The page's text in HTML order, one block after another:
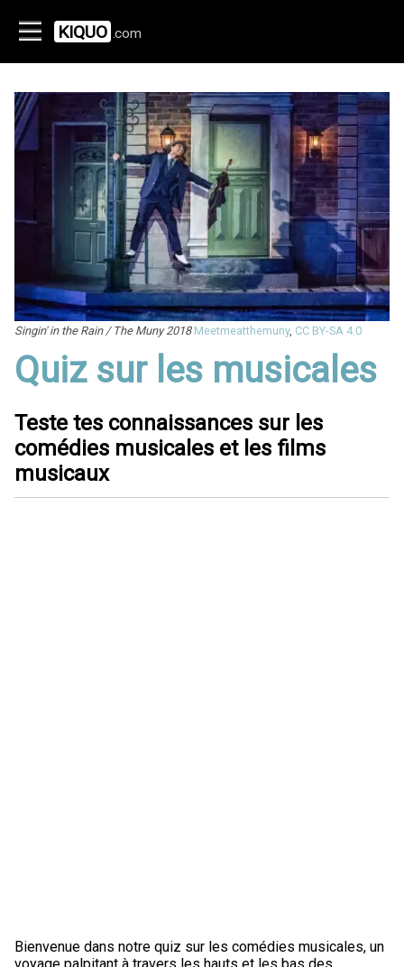
KIQUO .com
Singin' in the Rain / The Muny 2018 Meetmeatthemuny, CC BY-SA 4.0
Quiz sur les musicales
Teste tes connaissances sur les
comédies musicales et les films
musicaux
Bienvenue dans notre quiz sur les comédies musicales, un